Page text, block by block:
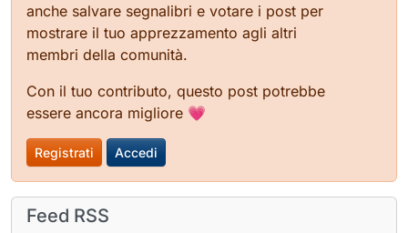
anche salvare segnalibri e votare i post per
mostrare il tuo apprezzamento agli altri
membri della comunità.
Con il tuo contributo, questo post potrebbe
essere ancora migliore 💗
Registrati Accedi
Feed RSS